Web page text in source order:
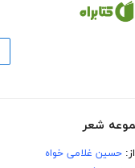
از:حسین غلامی خواه